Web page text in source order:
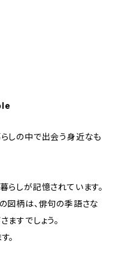
しの中で出会う身近なも
らしが記憶されています。
図柄は、俳句の季語さな
すでしょう。
。